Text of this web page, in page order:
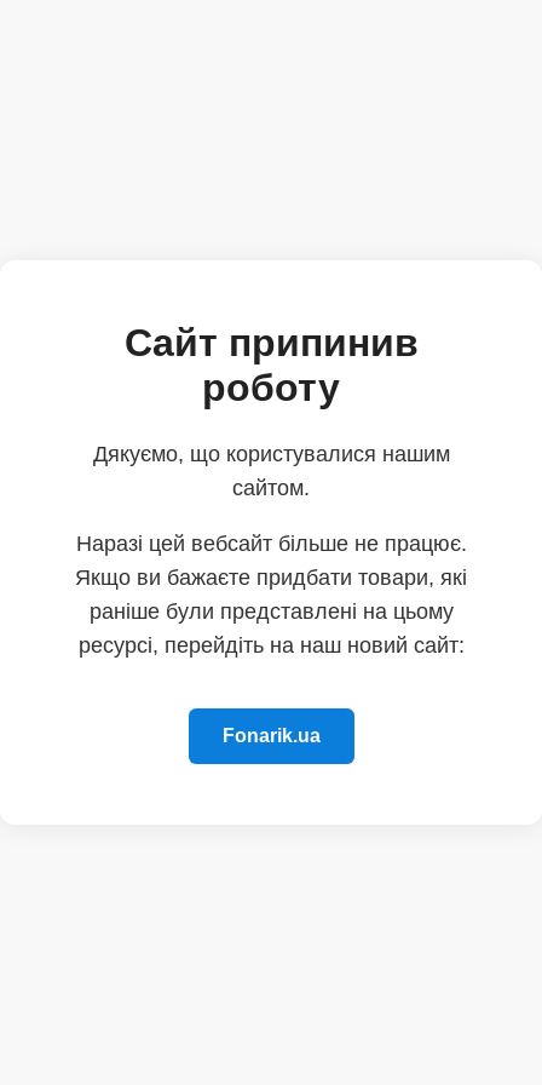
Сайт припинив
роботу
Дякуємо, що користувалися нашим
сайтом.
Наразі цей вебсайт більше не працює.
Якщо ви бажаєте придбати товари, які
раніше були представлені на цьому
ресурсі, перейдіть на наш новий сайт:
Fonarik.ua